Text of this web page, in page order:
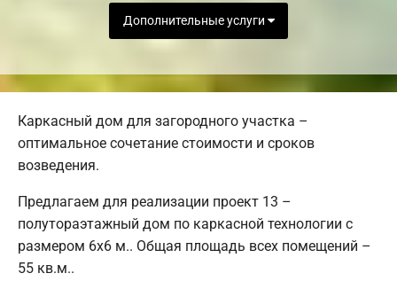
Дополнительные услуги
Каркасный дом для загородного участка –
оптимальное сочетание стоимости и сроков
возведения.
Предлагаем для реализации проект 13 –
полутораэтажный дом по каркасной технологии с
размером 6х6 м.. Общая площадь всех помещений –
55 кв.м..